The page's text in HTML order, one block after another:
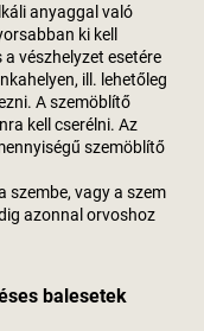
anyaggal való
ki kell
vészhelyzet esetére
ill. lehetőleg
A szemöblítő
kell cserélni. Az
szemöblítő
szembe, vagy a szem
azonnal orvoshoz
balesetek